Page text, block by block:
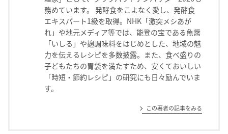
務めています。 発酵食をこよなく愛し、発酵食
エキスパート1級を取得。NHK「激突メシあが
れ」や地元メディア等では、能登の宝である魚醤
「いしる」や麹調味料をはじめとした、地域の魅
力を伝えるレシピを多数披露。また、食べ盛りの
子どもたちの胃袋を満たすため、安くておいしい
「時短・節約レシピ」の研究にも日々励んでいま
す。
この著者の記事をみる